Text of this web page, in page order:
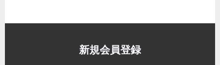
新規会員登録